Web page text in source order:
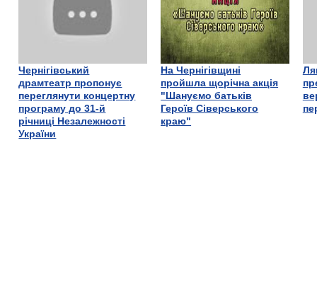
Чернігівський
драмтеатр пропонує
переглянути концертну
програму до 31-й
річниці Незалежності
України
На Чернігівщині
пройшла щорічна акція
"Шануємо батьків
Героїв Сіверського
краю"